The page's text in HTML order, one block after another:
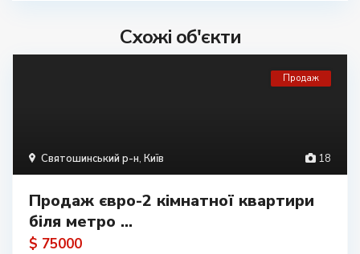
Схожі об'єкти
18
Святошинський р-н, Київ
Продаж
Продаж євро-2 кімнатної квартири
біля метро ...
$ 75000